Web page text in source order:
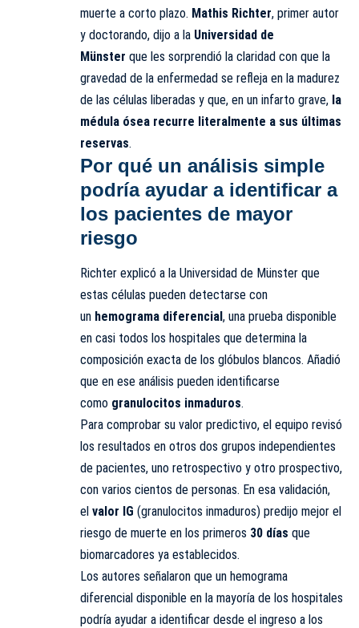
muerte a corto plazo. Mathis Richter, primer autor
y doctorando, dijo a la Universidad de
Münster que les sorprendió la claridad con que la
gravedad de la enfermedad se refleja en la madurez
de las células liberadas y que, en un infarto grave, la
médula ósea recurre literalmente a sus últimas
reservas.
Por qué un análisis simple
podría ayudar a identificar a
los pacientes de mayor
riesgo
Richter explicó a la Universidad de Münster que
estas células pueden detectarse con
un hemograma diferencial, una prueba disponible
en casi todos los hospitales que determina la
composición exacta de los glóbulos blancos. Añadió
que en ese análisis pueden identificarse
como granulocitos inmaduros.
Para comprobar su valor predictivo, el equipo revisó
los resultados en otros dos grupos independientes
de pacientes, uno retrospectivo y otro prospectivo,
con varios cientos de personas. En esa validación,
el valor IG (granulocitos inmaduros) predijo mejor el
riesgo de muerte en los primeros 30 días que
biomarcadores ya establecidos.
Los autores señalaron que un hemograma
diferencial disponible en la mayoría de los hospitales
podría ayudar a identificar desde el ingreso a los